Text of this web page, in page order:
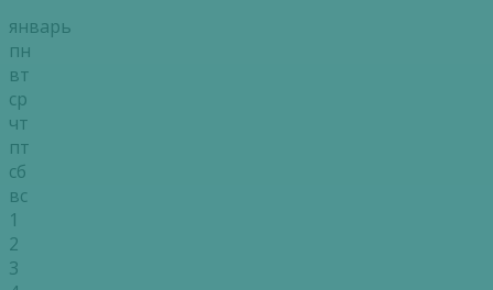
январь
пн
вт
ср
чт
пт
сб
вс
1
2
3